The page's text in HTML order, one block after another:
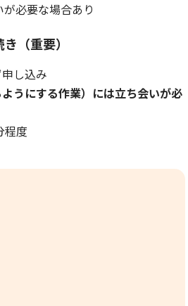
必要な場合あり
（重要）
し込み
うにする作業）には立ち会いが必
程度